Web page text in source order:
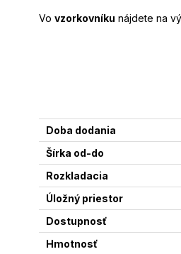
Vo vzorkovníku nájdete na
Doba dodania
Šírka od-do
Rozkladacia
Úložný priestor
Dostupnosť
Hmotnosť